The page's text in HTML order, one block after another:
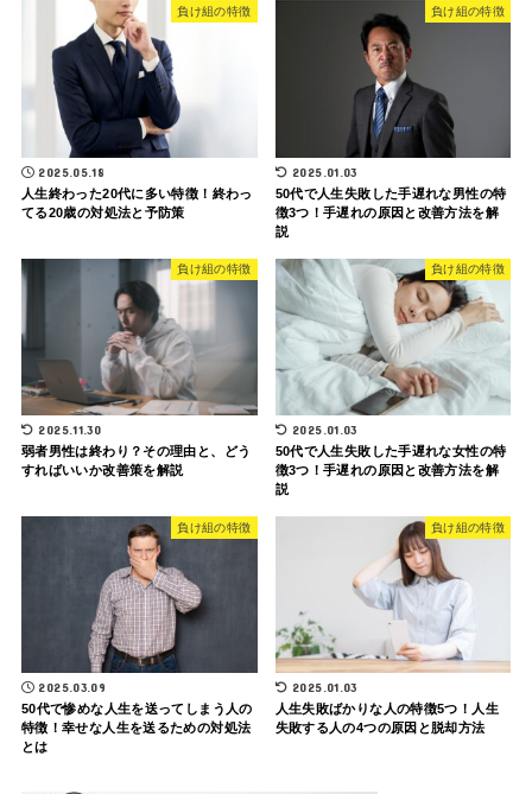
負け組の特徴
2025.05.18
人生終わった20代に多い特徴！終わっ
てる20歳の対処法と予防策
負け組の特徴
2025.01.03
50代で人生失敗した手遅れな男性の特
徴3つ！手遅れの原因と改善方法を解
説
負け組の特徴
2025.11.30
弱者男性は終わり？その理由と、どう
すればいいか改善策を解説
負け組の特徴
2025.01.03
50代で人生失敗した手遅れな女性の特
徴3つ！手遅れの原因と改善方法を解
説
負け組の特徴
2025.03.09
50代で惨めな人生を送ってしまう人の
特徴！幸せな人生を送るための対処法
とは
負け組の特徴
2025.01.03
人生失敗ばかりな人の特徴5つ！人生
失敗する人の4つの原因と脱却方法